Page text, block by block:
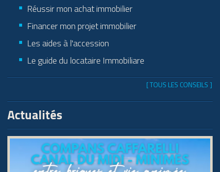
Réussir mon achat immobilier
Financer mon projet immobilier
Les aides à l'accession
Le guide du locataire Immobiliare
[ TOUS LES CONSEILS ]
Actualités